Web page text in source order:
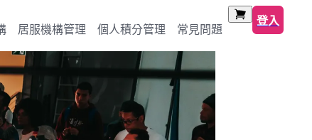
居服機構管理 個人積分管理 常見問題
登入